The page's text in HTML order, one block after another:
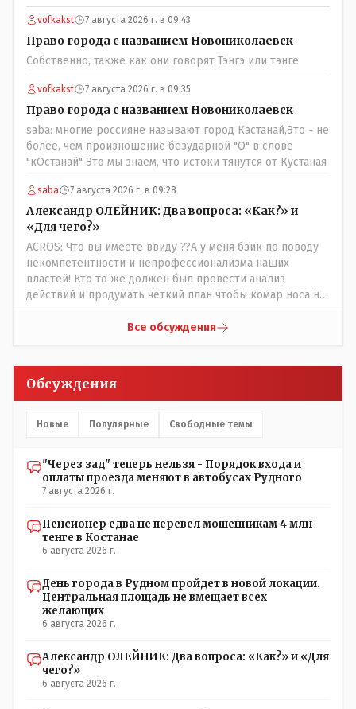
либо платишь сам (у каждой двери есть валидатор),
либо кондуктор подойдет с терминалом. Водитель
разгружен от вопросов оплаты, полностью
сконцентрировавшись на управлении автобусом.
Кондуктор - помимо удобства - несомненно рабочие
места. Сколько людей можно трудоустроить? Но зачем,
когда водитель должен и на дорогу смотреть, и оплату
контролировать , и (в редких случаях оплаты наличкой)
сдачу выдавать. У нас прогресс почему-то идет с
регрессом рука об руку. Любую хорошую задумку
умудряемся похерить(
vofkakst 7 августа 2026 г. в 09:43
Право города с названием Новониколаевск
Собственно, также как они говорят Тэнгэ или тэнге
vofkakst 7 августа 2026 г. в 09:35
Право города с названием Новониколаевск
saba: многие россияне называют город Кастанай,Это - не
более, чем произношение безударной "О" в слове
"кОстанай" Это мы знаем, что истоки тянутся от Кустаная
saba 7 августа 2026 г. в 09:28
Александр ОЛЕЙНИК: Два вопроса: «Как?» и
«Для чего?»
ACROS: Что вы имеете ввиду ??А у меня бзик по поводу
некомпетентности и непрофессионализма наших
властей! Кто то же должен был провести анализ
действий и продумать чёткий план чтобы комар носа не
центре либо кто то из родственников сидит, либо
причинам, просто обстоятельства немного меняются по
сравнению с Назарбаевскими временами, власти
неизвестная в уравнении взаимоотношений власти и
Все обсуждения
Обсуждения
Новые Популярные Свободные темы
"Через зад" теперь нельзя - Порядок входа и
оплаты проезда меняют в автобусах Рудного
7 августа 2026 г.
Пенсионер едва не перевел мошенникам 4 млн
тенге в Костанае
6 августа 2026 г.
День города в Рудном пройдет в новой локации.
Центральная площадь не вмещает всех
желающих
6 августа 2026 г.
Александр ОЛЕЙНИК: Два вопроса: «Как?» и «Для
чего?»
6 августа 2026 г.